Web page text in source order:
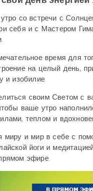
со встречи с
себя и с Мастером
время для
на целый день,
и изобилие.
своим Светом с
ваше утро
теплом и
миру и мир в себе с
йоги и
эфире.